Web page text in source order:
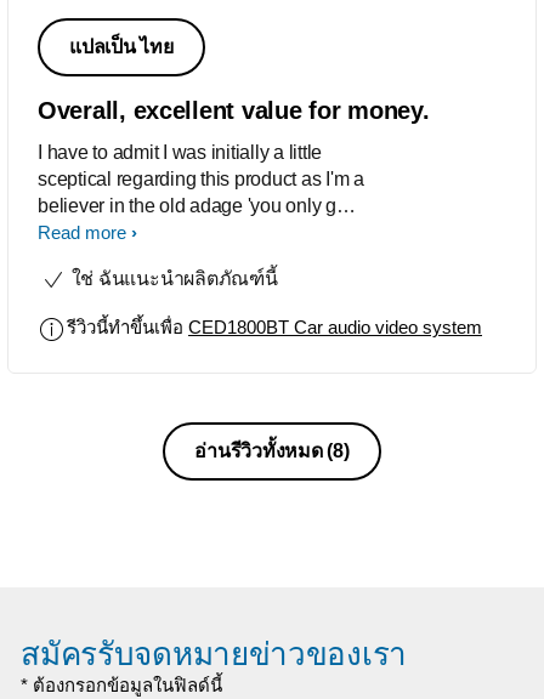
แปลเป็น ไทย
Overall, excellent value for money.
I have to admit I was initially a little
sceptical regarding this product as I'm a
believer in the old adage 'you only get
what you pay for.' The fact it was a
considered it. It was a leap of faith as
it's only available in Aust. on line, so I
never had the opportunity try before you
unit it's very good. Its functionality is in
the most part intuitive and what isn't is
easily worked out with a little
system, it's maps are relatively up to
date and it's very comprehensively
Read more
ใช่ ฉันแนะนำผลิตภัณฑ์นี้
รีวิวนี้ทำขึ้นเพื่อ CED1800BT Car audio video system
อ่านรีวิวทั้งหมด(8)
สมัครรับจดหมายข่าวของเรา
* ต้องกรอกข้อมูลในฟิลด์นี้